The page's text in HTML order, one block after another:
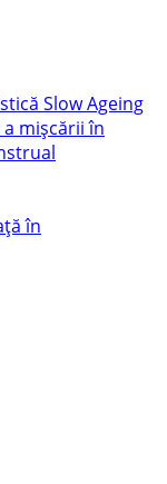
Slow Ageing
mișcării în
în